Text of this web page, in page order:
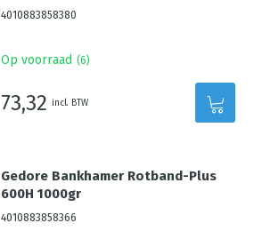
4010883858380
Op voorraad (6)
73,32 incl. BTW
Gedore Bankhamer Rotband-Plus
600H 1000gr
4010883858366